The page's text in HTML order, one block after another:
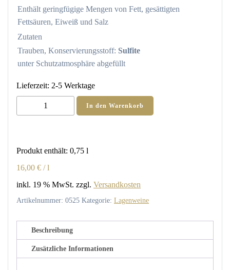
Enthält geringfügige Mengen von Fett, gesättigten
Fettsäuren, Eiweiß und Salz
Zutaten
Trauben, Konservierungsstoff: Sulfite
unter Schutzatmosphäre abgefüllt
Lieferzeit: 2-5 Werktage
Bremmer
feinherb
Menge
In den Warenkorb
Produkt enthält: 0,75 l
16,00 € /l
inkl. 19 % MwSt. zzgl. Versandkosten
Artikelnummer: 0525 Kategorie: Lagenweine
Beschreibung
Zusätzliche Informationen